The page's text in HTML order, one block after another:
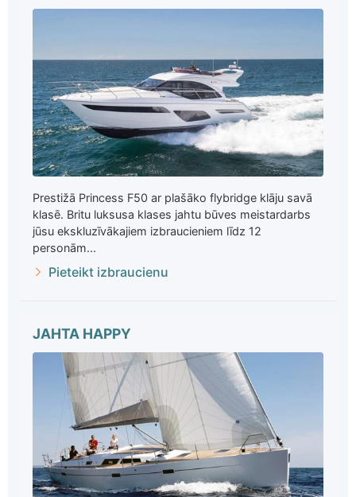
Prestižā Princess F50 ar plašāko flybridge klāju savā
klasē. Britu luksusa klases jahtu būves meistardarbs
jūsu ekskluzīvākajiem izbraucieniem līdz 12
personām...
Pieteikt izbraucienu
JAHTA HAPPY